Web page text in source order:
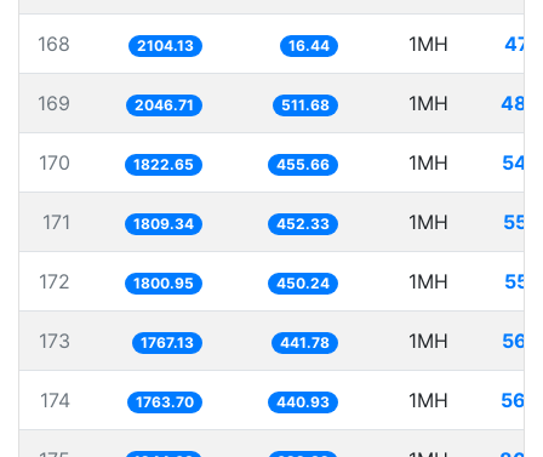
168 2104.13 16.44 1MH
169 2046.71 511.68 1MH
170 1822.65 455.66 1MH
171 1809.34 452.33 1MH
172 1800.95 450.24 1MH
173 1767.13 441.78 1MH
174 1763.70 440.93 1MH